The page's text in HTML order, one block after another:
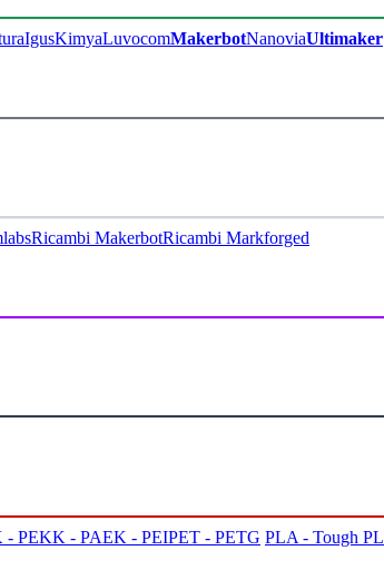
IgusKimyaLuvocomMakerbotNanoviaUltimaker​
Ricambi MakerbotRicambi Markforged
- PEKK - PAEK - PEIPET - PETG PLA - Tough